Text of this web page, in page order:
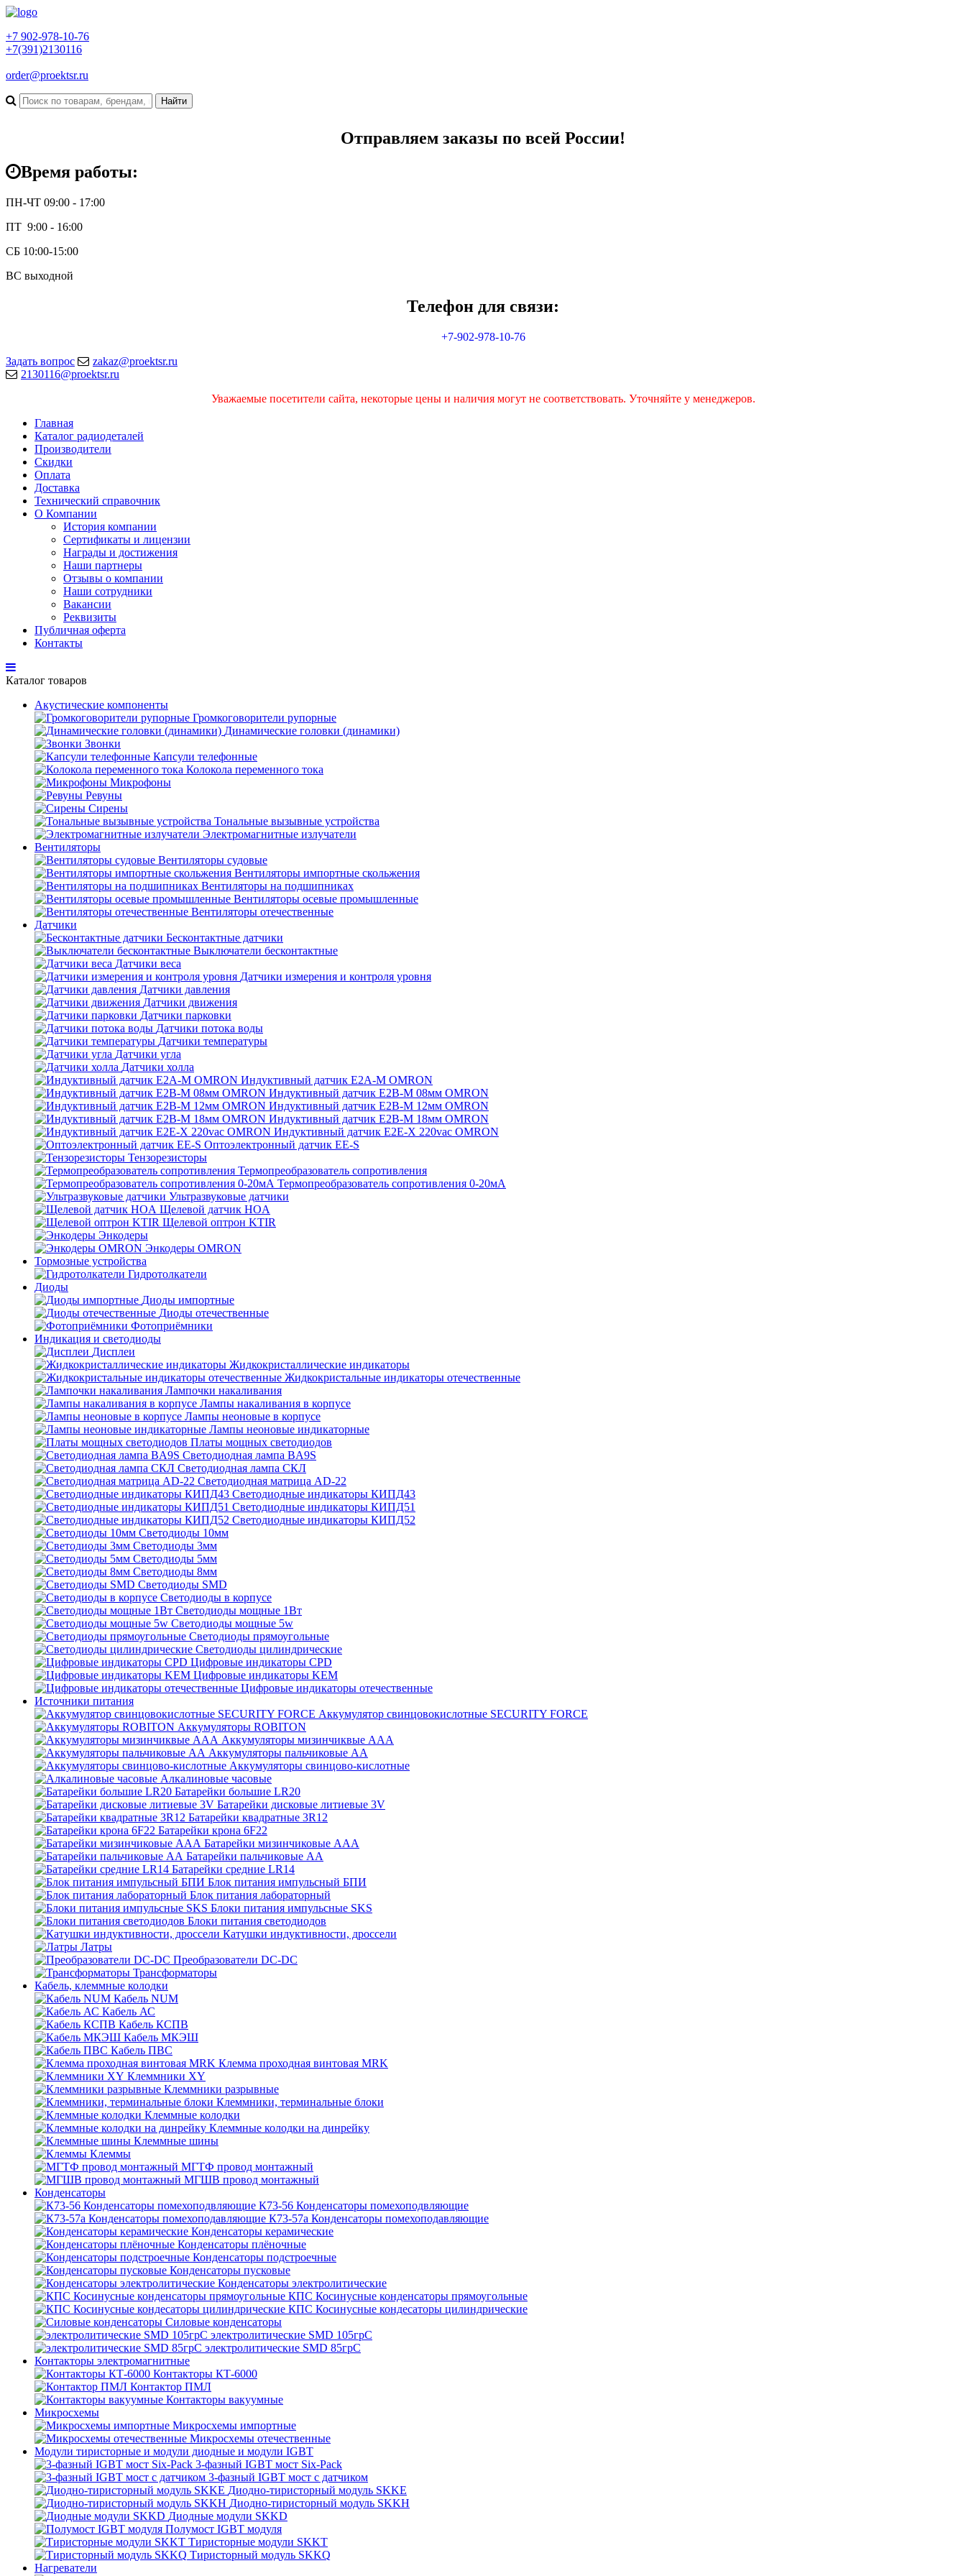
+7 902-978-10-76
+7(391)2130116
order@proektsr.ru
Отправляем заказы по всей России!
Время работы:
ПН-ЧТ 09:00 - 17:00
ПТ 9:00 - 16:00
СБ 10:00-15:00
ВС выходной
Телефон для связи:
+7-902-978-10-76
Задать вопрос
zakaz@proektsr.ru
2130116@proektsr.ru
Уважаемые посетители сайта, некоторые цены и наличия могут не соответствовать. Уточняйте у менеджеров.
Главная
Каталог радиодеталей
Производители
Скидки
Оплата
Доставка
Технический справочник
О Компании
История компании
Сертификаты и лицензии
Награды и достижения
Наши партнеры
Отзывы о компании
Наши сотрудники
Вакансии
Реквизиты
Публичная оферта
Контакты
Каталог товаров
Акустические компоненты
Громкоговорители рупорные
Динамические головки (динамики)
Звонки
Капсули телефонные
Колокола переменного тока
Микрофоны
Ревуны
Сирены
Тональные вызывные устройства
Электромагнитные излучатели
Вентиляторы
Вентиляторы судовые
Вентиляторы импортные скольжения
Вентиляторы на подшипниках
Вентиляторы осевые промышленные
Вентиляторы отечественные
Датчики
Бесконтактные датчики
Выключатели бесконтактные
Датчики веса
Датчики измерения и контроля уровня
Датчики давления
Датчики движения
Датчики парковки
Датчики потока воды
Датчики температуры
Датчики угла
Датчики холла
Индуктивный датчик E2A-M OMRON
Индуктивный датчик E2B-M 08мм OMRON
Индуктивный датчик E2B-M 12мм OMRON
Индуктивный датчик E2B-M 18мм OMRON
Индуктивный датчик E2E-X 220vac OMRON
Оптоэлектронный датчик EE-S
Тензорезисторы
Термопреобразователь сопротивления
Термопреобразователь сопротивления 0-20мА
Ультразвуковые датчики
Щелевой датчик HOA
Щелевой оптрон KTIR
Энкодеры
Энкодеры OMRON
Тормозные устройства
Гидротолкатели
Диоды
Диоды импортные
Диоды отечественные
Фотоприёмники
Индикация и светодиоды
Дисплеи
Жидкокристаллические индикаторы
Жидкокристальные индикаторы отечественные
Лампочки накаливания
Лампы накаливания в корпусе
Лампы неоновые в корпусе
Лампы неоновые индикаторные
Платы мощных светодиодов
Светодиодная лампа BA9S
Светодиодная лампа СКЛ
Светодиодная матрица AD-22
Светодиодные индикаторы КИПД43
Светодиодные индикаторы КИПД51
Светодиодные индикаторы КИПД52
Светодиоды 10мм
Светодиоды 3мм
Светодиоды 5мм
Светодиоды 8мм
Светодиоды SMD
Светодиоды в корпусе
Светодиоды мощные 1Вт
Светодиоды мощные 5w
Светодиоды прямоугольные
Светодиоды цилиндрические
Цифровые индикаторы CPD
Цифровые индикаторы KEM
Цифровые индикаторы отечественные
Источники питания
Аккумулятор свинцовокислотные SECURITY FORCE
Аккумуляторы ROBITON
Аккумуляторы мизинчиквые ААА
Аккумуляторы пальчиковые АА
Аккумуляторы свинцово-кислотные
Алкалиновые часовые
Батарейки большие LR20
Батарейки дисковые литиевые 3V
Батарейки квадратные 3R12
Батарейки крона 6F22
Батарейки мизинчиковые ААА
Батарейки пальчиковые АА
Батарейки средние LR14
Блок питания импульсный БПИ
Блок питания лабораторный
Блоки питания импульсные SKS
Блоки питания светодиодов
Катушки индуктивности, дроссели
Латры
Преобразователи DC-DC
Трансформаторы
Кабель, клеммные колодки
Кабель NUM
Кабель АС
Кабель КСПВ
Кабель МКЭШ
Кабель ПВС
Клемма проходная винтовая MRK
Клеммники XY
Клеммники разрывные
Клеммники, терминальные блоки
Клеммные колодки
Клеммные колодки на динрейку
Клеммные шины
Клеммы
МГТФ провод монтажный
МГШВ провод монтажный
Конденсаторы
К73-56 Конденсаторы помехоподвляющие
К73-57а Конденсаторы помехоподавляющие
Конденсаторы керамические
Конденсаторы плёночные
Конденсаторы подстроечные
Конденсаторы пусковые
Конденсаторы электролитические
КПС Косинусные конденсаторы прямоугольные
КПС Косинусные кондесаторы цилиндрические
Силовые конденсаторы
электролитические SMD 105грС
электролитические SMD 85грС
Контакторы электромагнитные
Контакторы КТ-6000
Контактор ПМЛ
Контакторы вакуумные
Микросхемы
Микросхемы импортные
Микросхемы отечественные
Модули тиристорные и модули диодные и модули IGBT
3-фазный IGBT мост Six-Pack
3-фазный IGBT мост с датчиком
Диодно-тиристорный модуль SKKE
Диодно-тиристорный модуль SKKH
Диодные модули SKKD
Полумост IGBT модуля
Тиристорные модули SKKT
Тиристорный модуль SKKQ
Нагреватели